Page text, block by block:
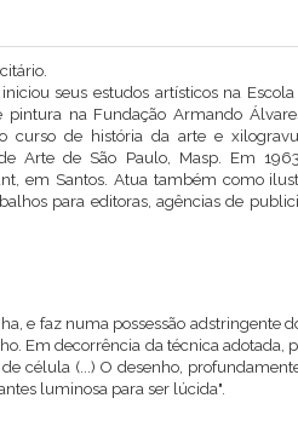
seus estudos artísticos na
na Fundação Armando
curso de história da arte e
Arte de São Paulo, Masp. Em
em Santos. Atua também como
para editoras, agências de
e faz numa possessão adstringente
Em decorrência da técnica adotada,
célula (...) O desenho,
luminosa para ser lúcida".